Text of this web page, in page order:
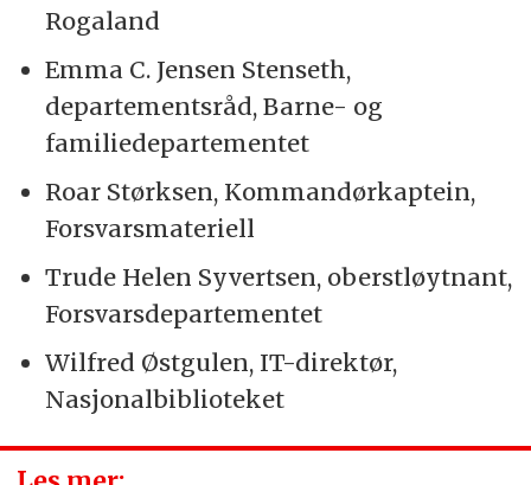
Rogaland
Emma C. Jensen Stenseth,
departementsråd, Barne- og
familiedepartementet
Roar Størksen, Kommandørkaptein,
Forsvarsmateriell
Trude Helen Syvertsen, oberstløytnant,
Forsvarsdepartementet
Wilfred Østgulen, IT-direktør,
Nasjonalbiblioteket